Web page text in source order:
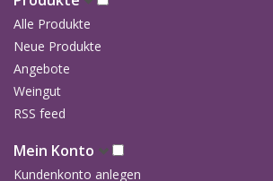
Antonio Galloni
Alle Produkte
Neue Produkte
Angebote
Weingut
RSS feed
Mein Konto
Kundenkonto anlegen